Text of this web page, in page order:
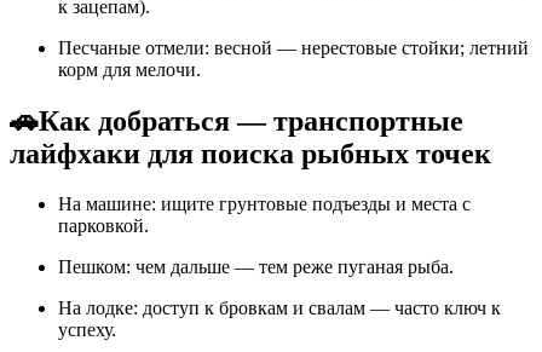
к зацепам).
Песчаные отмели: весной — нерестовые стойки; летний
корм для мелочи.
🚗Как добраться — транспортные
лайфхаки для поиска рыбных точек
На машине: ищите грунтовые подъезды и места с
парковкой.
Пешком: чем дальше — тем реже пуганая рыба.
На лодке: доступ к бровкам и свалам — часто ключ к
успеху.